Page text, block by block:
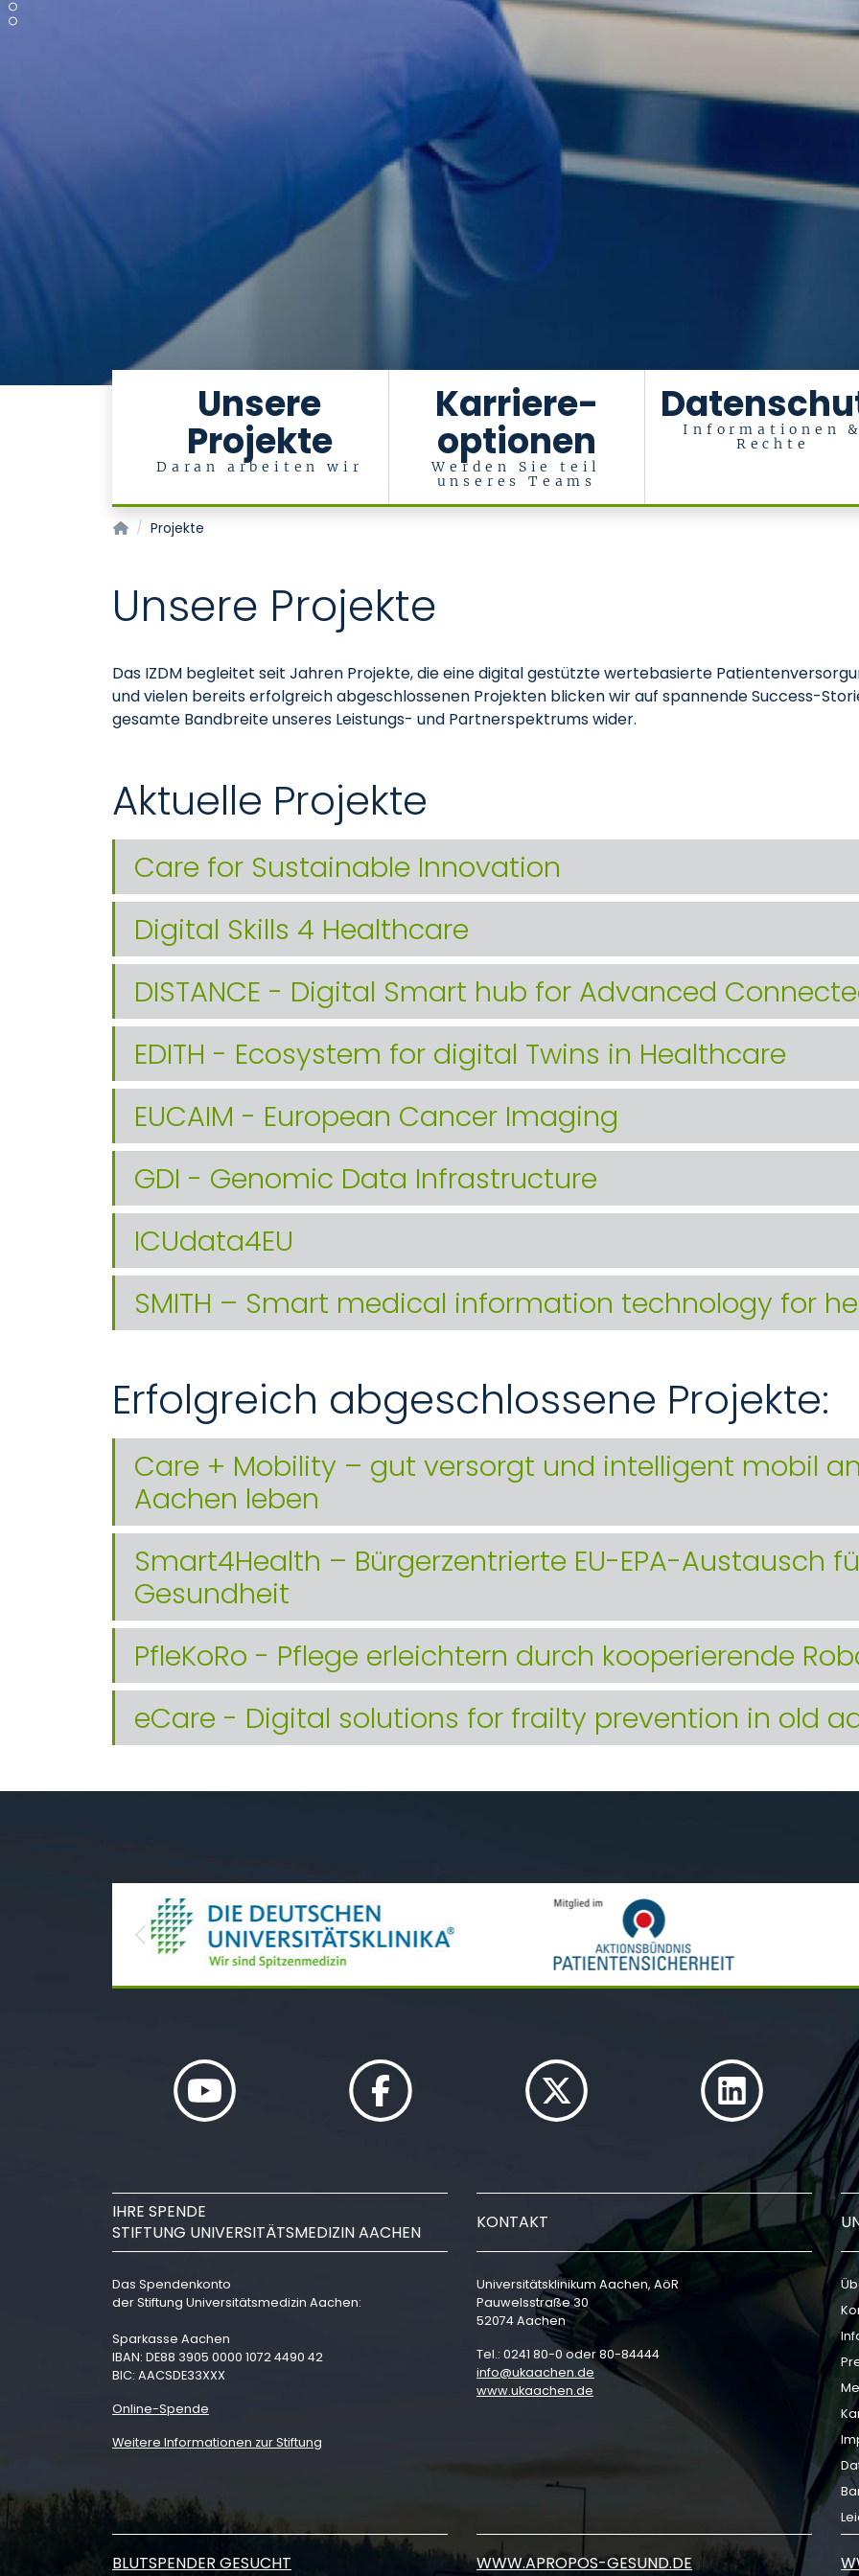
Unsere
Projekte
Daran arbeiten wir
Karriere-
optionen
Werden Sie teil
unseres Teams
Informationen &
Rechte
Innovationszentrum Digitale Medizin
Projekte
Unsere Projekte
Das IZDM begleitet seit Jahren Projekte, die eine digital gestützte wertebasierte
und vielen bereits erfolgreich abgeschlossenen Projekten blicken wir auf spannende Success-
gesamte Bandbreite unseres Leistungs- und Partnerspektrums wider.
Aktuelle Projekte
Care for Sustainable Innovation
Digital Skills 4 Healthcare
DISTANCE - Digital Smart hub for Advanced
EDITH - Ecosystem for digital Twins in Healthcare
EUCAIM - European Cancer Imaging
GDI - Genomic Data Infrastructure
ICUdata4EU
SMITH – Smart medical information technology for
Erfolgreich abgeschlossene Projekte:
Care + Mobility – gut versorgt und intelligent mobil
Aachen leben
Smart4Health – Bürgerzentrierte EU-EPA-Austausch
Gesundheit
PfleKoRo - Pflege erleichtern durch kooperierende
eCare - Digital solutions for frailty prevention in old
Previous
IHRE SPENDE
STIFTUNG UNIVERSITÄTSMEDIZIN AACHEN
Das Spendenkonto
der Stiftung Universitätsmedizin Aachen:
Sparkasse Aachen
IBAN: DE88 3905 0000 1072 4490 42
BIC: AACSDE33XXX
Online-Spende
Weitere Informationen zur Stiftung
KONTAKT
Universitätsklinikum Aachen, AöR
Pauwelsstraße 30
52074 Aachen
Tel.: 0241 80-0 oder 80-84444
info
ukaachen de
www.ukaachen.de
BLUTSPENDER GESUCHT WWW.APROPOS-GESUND.DE